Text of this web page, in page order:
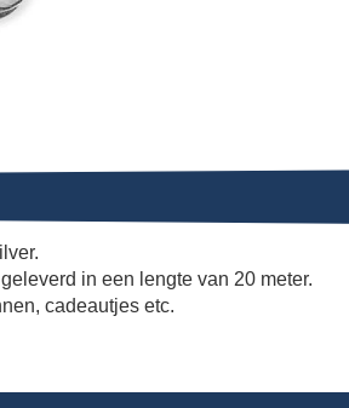
in een lengte van 20 meter.
cadeautjes etc.